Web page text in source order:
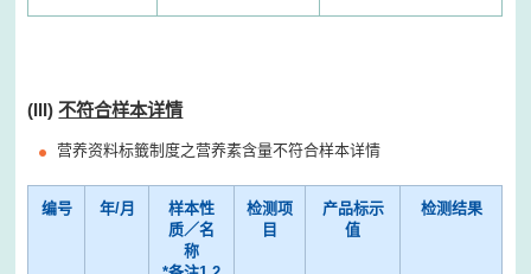
(III)不符合样本详情
营养资料标籤制度之营养素含量不符合样本详情
编号 年/月
样本性
质／名
称
检测项
目
产品标示
值
检测结果